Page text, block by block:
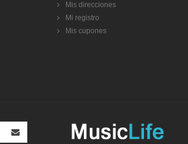
Mis direcciones
Mi registro
Mis cupones